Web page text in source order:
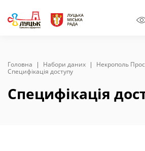
Головна Набори даних
Некрополь
Специфікація доступу
Специфікація